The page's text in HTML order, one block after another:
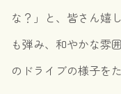
な？」と、皆さん嬉
も弾み、和やかな雰
のドライブの様子を